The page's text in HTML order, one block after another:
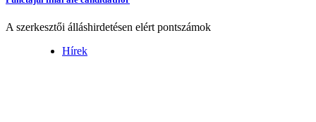
A szerkesztői álláshirdetésen elért pontszámok
Hírek